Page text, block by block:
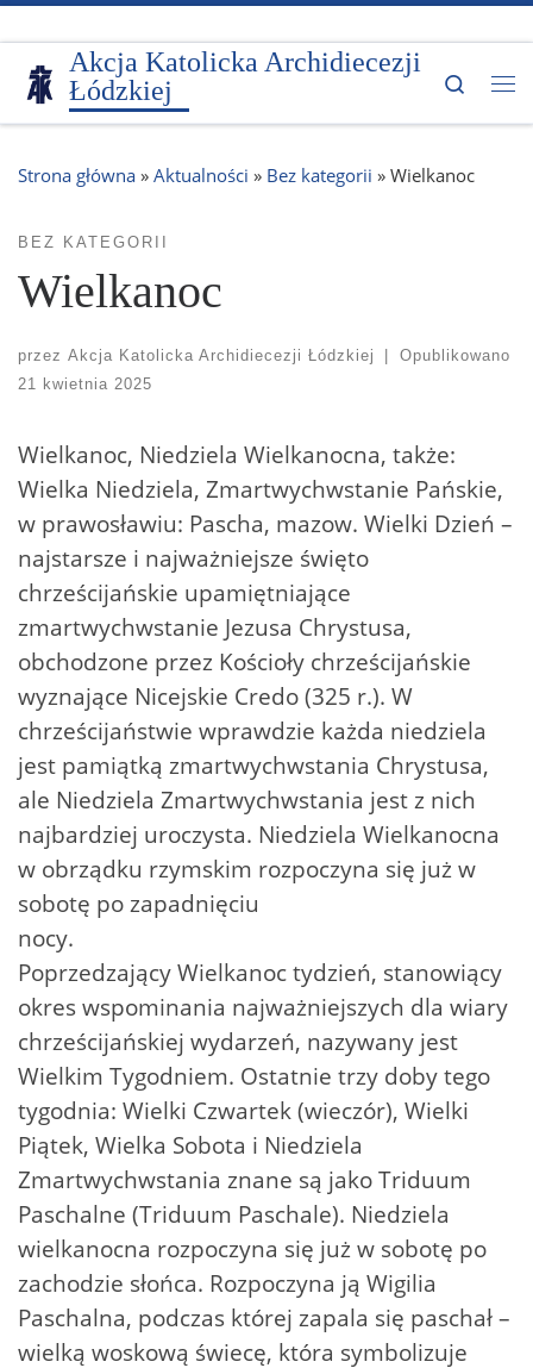
Przejdź do treści
Akcja Katolicka Archidiecezji
Łódzkiej
Search
Strona główna » Aktualności » Bez kategorii » Wielkanoc
BEZ KATEGORII
Wielkanoc
przez Akcja Katolicka Archidiecezji Łódzkiej
Opublikowano
21 kwietnia 2025
Wielkanoc, Niedziela Wielkanocna, także:
Wielka Niedziela, Zmartwychwstanie Pańskie,
w prawosławiu: Pascha, mazow. Wielki Dzień –
najstarsze i najważniejsze święto
chrześcijańskie upamiętniające
zmartwychwstanie Jezusa Chrystusa,
obchodzone przez Kościoły chrześcijańskie
wyznające Nicejskie Credo (325 r.). W
chrześcijaństwie wprawdzie każda niedziela
jest pamiątką zmartwychwstania Chrystusa,
ale Niedziela Zmartwychwstania jest z nich
najbardziej uroczysta. Niedziela Wielkanocna
w obrządku rzymskim rozpoczyna się już w
sobotę po zapadnięciu
nocy.
Poprzedzający Wielkanoc tydzień, stanowiący
okres wspominania najważniejszych dla wiary
chrześcijańskiej wydarzeń, nazywany jest
Wielkim Tygodniem. Ostatnie trzy doby tego
tygodnia: Wielki Czwartek (wieczór), Wielki
Piątek, Wielka Sobota i Niedziela
Zmartwychwstania znane są jako Triduum
Paschalne (Triduum Paschale). Niedziela
wielkanocna rozpoczyna się już w sobotę po
zachodzie słońca. Rozpoczyna ją Wigilia
Paschalna, podczas której zapala się paschał –
wielką woskową świecę, która symbolizuje